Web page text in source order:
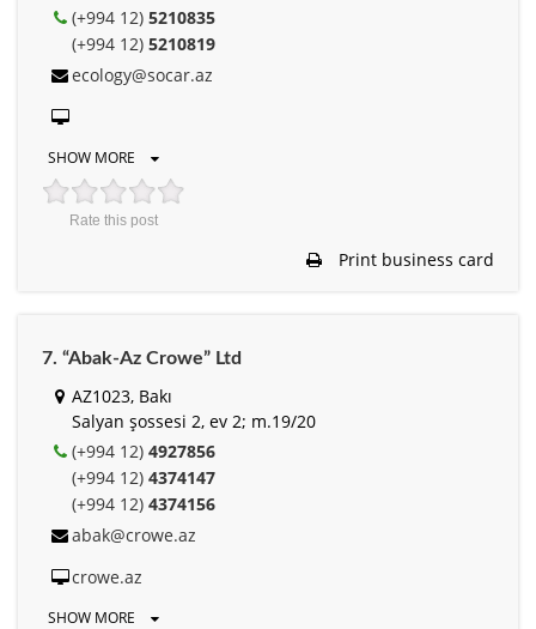
(+994 12) 5210835
(+994 12) 5210819
ecology@socar.az
SHOW MORE
Rate this post
Print business card
7. “Abak-Az Crowe” Ltd
AZ1023, Bakı
Salyan şossesi 2, ev 2; m.19/20
(+994 12) 4927856
(+994 12) 4374147
(+994 12) 4374156
abak@crowe.az
crowe.az
SHOW MORE